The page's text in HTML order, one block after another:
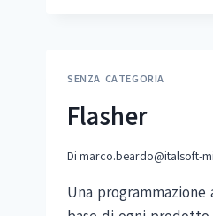
SENZA CATEGORIA
Flasher
Di marco.beardo@italsoft-
Una